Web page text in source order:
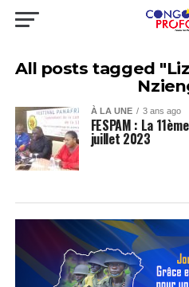
All posts tagged
À LA UNE 3 ans ago
FESPAM : La
juillet 2023